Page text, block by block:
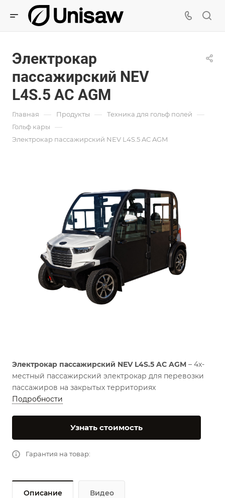
Электрокар
пассажирский NEV
L4S.5 AC AGM
Главная — Продукты — Техника для гольф полей —
Гольф кары —
Электрокар пассажирский NEV L4S.5 AC AGM
Электрокар пассажирский NEV L4S.5 AC AGM – 4х-
местный пассажирский электрокар для перевозки
пассажиров на закрытых территориях
Подробности
Узнать стоимость
Гарантия на товар:
Описание Видео